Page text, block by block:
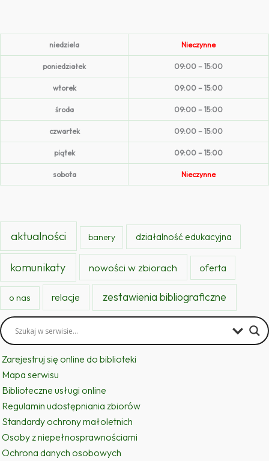
niedziela Nieczynne
poniedziałek 09:00 – 15:00
wtorek 09:00 – 15:00
środa 09:00 – 15:00
czwartek 09:00 – 15:00
piątek 09:00 – 15:00
sobota Nieczynne
aktualności banery działalność edukacyjna
komunikaty nowości w zbiorach oferta
o nas relacje zestawienia bibliograficzne
Zarejestruj się online do biblioteki
Mapa serwisu
Biblioteczne usługi online
Regulamin udostępniania zbiorów
Standardy ochrony małoletnich
Osoby z niepełnosprawnościami
Ochrona danych osobowych